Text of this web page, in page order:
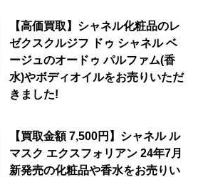
【高価買取】シャネル化粧品のレ
ゼクスクルジフ ドゥ シャネル ベ
ージュのオードゥ パルファム(香
水)やボディオイルをお売りいただ
きました!
【買取金額 7,500円】シャネル ル
マスク エクスフォリアン 24年7月
新発売の化粧品や香水をお売りい